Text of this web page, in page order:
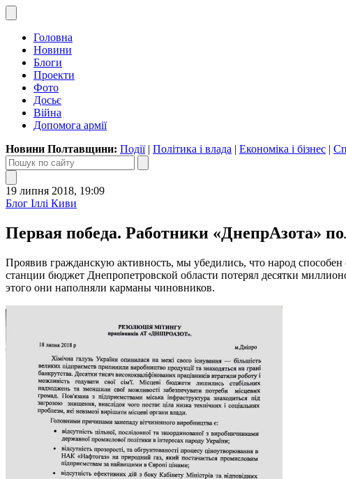
Головна
Новини
Блоги
Проекти
Фото
Досьє
Війна
Допомога армії
Новини Полтавщини: Події| Політика і влада | Економіка і бізнес |
19 липня 2018, 19:09
Блог Іллі Киви
Первая победа. Работники «ДнепрАзота»
Проявив гражданскую активность, мы убедились, что народ
станции бюджет Днепропетровской области потерял десятки
этого они наполняли карманы чиновников.